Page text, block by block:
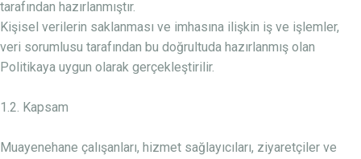
tarafından hazırlanmıştır.
Kişisel verilerin saklanması ve imhasına ilişkin iş ve işlemler,
veri sorumlusu tarafından bu doğrultuda hazırlanmış olan
Politikaya uygun olarak gerçekleştirilir.
1.2. Kapsam
Muayenehane çalışanları, hizmet sağlayıcıları, ziyaretçiler ve